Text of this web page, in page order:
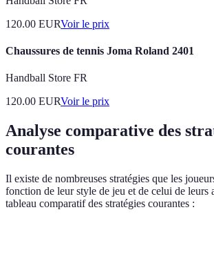
120.00 EURVoir le prix
Chaussures de tennis Joma Roland 2401
Handball Store FR
120.00 EURVoir le prix
Analyse comparative des
courantes
Il existe de nombreuses stratégies que les
fonction de leur style de jeu et de celui de leurs
tableau comparatif des stratégies courantes :